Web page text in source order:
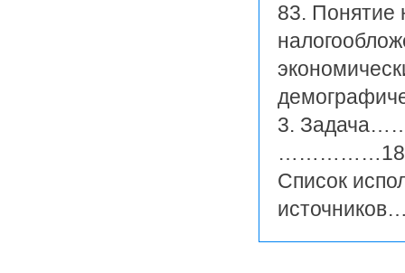
83. Понятие
3.
……………18
Список